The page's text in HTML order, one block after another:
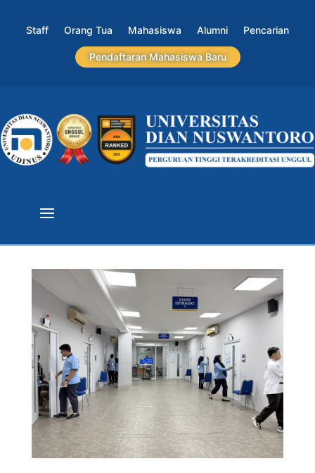
Staff Orang Tua Mahasiswa Alumni Pencarian
Pendaftaran Mahasiswa Baru